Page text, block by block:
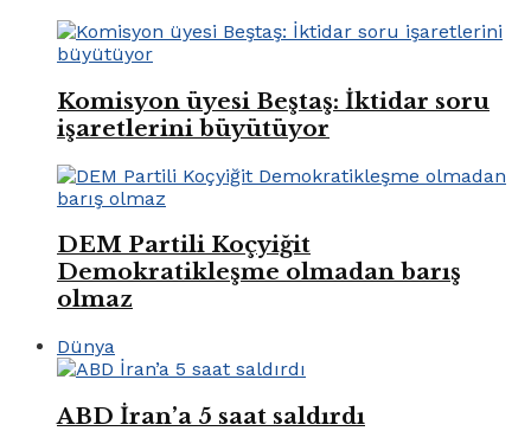
Komisyon üyesi Beştaş: İktidar soru
işaretlerini büyütüyor
DEM Partili Koçyiğit
Demokratikleşme olmadan barış
olmaz
Dünya
ABD İran’a 5 saat saldırdı